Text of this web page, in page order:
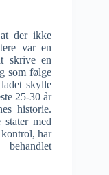
der ikke
var en
skrive en
som følge
skylle
25-30 år
historie.
med
har